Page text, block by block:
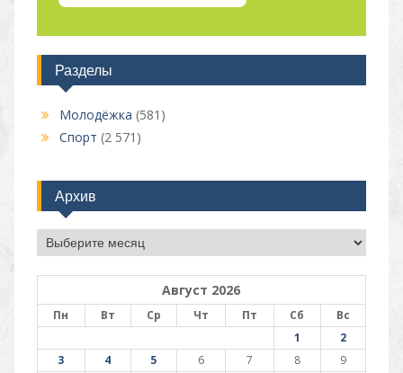
Разделы
Молодёжка (581)
Спорт (2 571)
Архив
Архив
Август 2026
Пн Вт Ср Чт Пт Сб
Вс
1
2
3
4 5 6 7 8
9